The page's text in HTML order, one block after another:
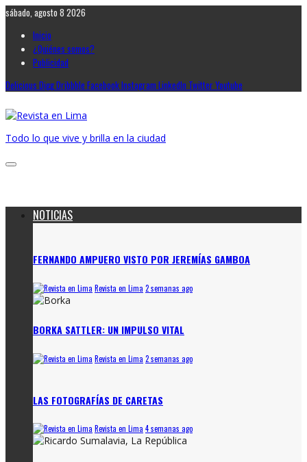
sábado, agosto 8 2026
Inicio
¿Quiénes somos?
Publicidad
Delicious DiggDribbble FacebookInstagram LinkedIn TwitterYoutube
Todo lo que vive y brilla en la ciudad
NOTICIAS
FERNANDO AMPUERO VISTO POR JEREMÍAS GAMBOA
Revista en Lima 2 semanas ago
BORKA SATTLER: UN IMPULSO VITAL
Revista en Lima 2 semanas ago
LAS FOTOGRAFÍAS DE CARETAS
Revista en Lima 4 semanas ago